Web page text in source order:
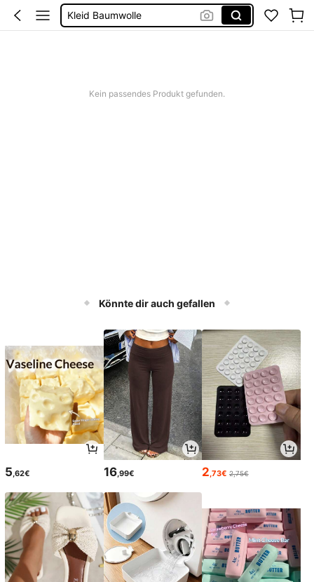
Kleid Baumwolle
Kein passendes Produkt gefunden.
Könnte dir auch gefallen
5 ,62€ 16,99€ 2 ,73€ 2,75€